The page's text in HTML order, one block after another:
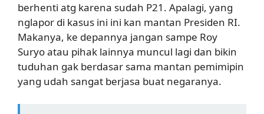
berhenti atg karena sudah P21. Apalagi, yang
nglapor di kasus ini ini kan mantan Presiden RI.
Makanya, ke depannya jangan sampe Roy
Suryo atau pihak lainnya muncul lagi dan bikin
tuduhan gak berdasar sama mantan pemimipin
yang udah sangat berjasa buat negaranya.